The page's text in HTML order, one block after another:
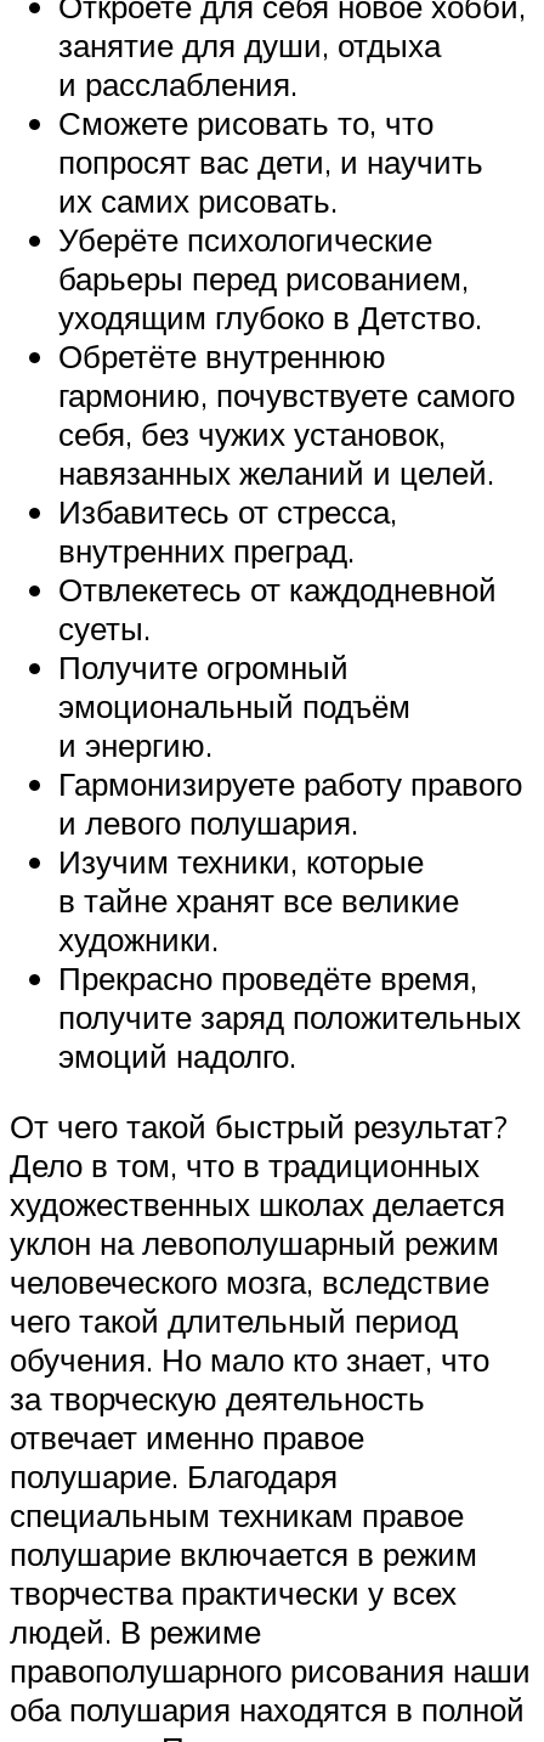
занятие для души, отдыха
и расслабления.
Сможете рисовать то, что
попросят вас дети, и научить
их самих рисовать.
Уберёте психологические
барьеры перед рисованием,
уходящим глубоко в Детство.
Обретёте внутреннюю
гармонию, почувствуете самого
себя, без чужих установок,
навязанных желаний и целей.
Избавитесь от стресса,
внутренних преград.
Отвлекетесь от каждодневной
суеты.
Получите огромный
эмоциональный подъём
и энергию.
Гармонизируете работу правого
и левого полушария.
Изучим техники, которые
в тайне хранят все великие
художники.
Прекрасно проведёте время,
получите заряд положительных
эмоций надолго.
От чего такой быстрый результат?
Дело в том, что в традиционных
художественных школах делается
уклон на левополушарный режим
человеческого мозга, вследствие
чего такой длительный период
обучения. Но мало кто знает, что
за творческую деятельность
отвечает именно правое
полушарие. Благодаря
специальным техникам правое
полушарие включается в режим
творчества практически у всех
людей. В режиме
правополушарного рисования наши
оба полушария находятся в полной